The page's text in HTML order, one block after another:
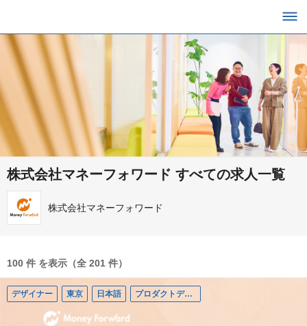
株式会社マネーフォワード すべての求人一覧
株式会社マネーフォワード
100 件 を表示（全 201 件）
デザイナー 東京 日本語 プロダクトデザイナー